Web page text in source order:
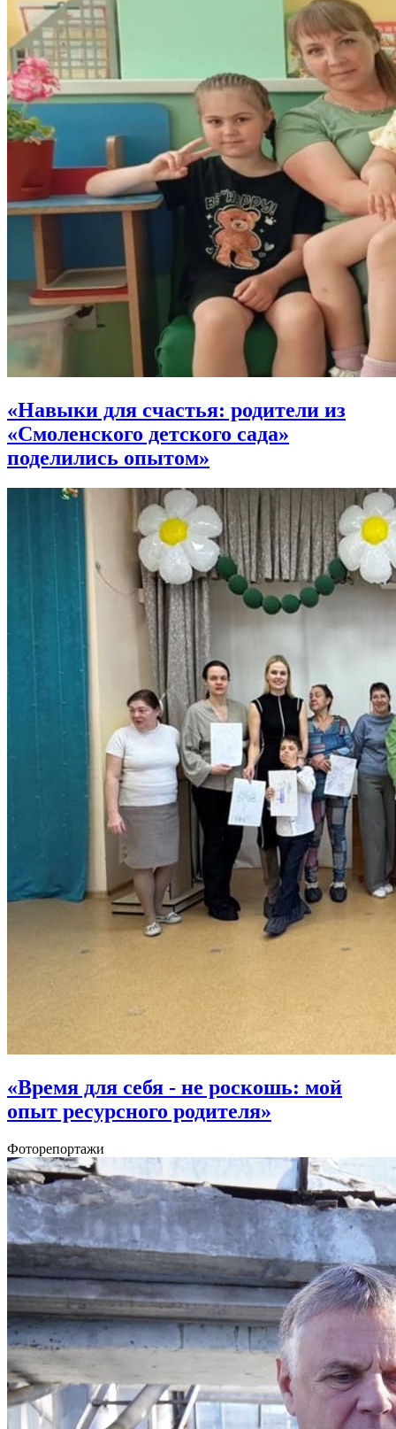
«Навыки для счастья: родители из
«Смоленского детского сада»
поделились опытом»
«Время для себя - не роскошь: мой
опыт ресурсного родителя»
Фоторепортажи